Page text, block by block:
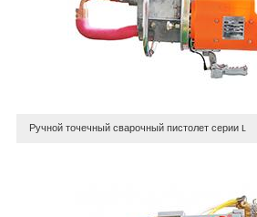
Ручной точечный сварочный пистолет серии L